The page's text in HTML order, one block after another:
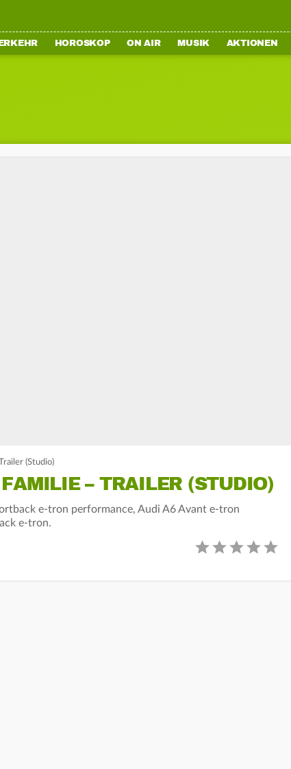
HOROSKOP ON AIR MUSIK AKTIONEN
(Studio)
– TRAILER (STUDIO)
e-tron performance, Audi A6 Avant e-tron
e-tron.